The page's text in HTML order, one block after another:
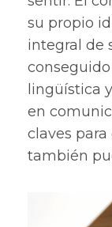
su propio
integral de
lingüística
en
claves
también